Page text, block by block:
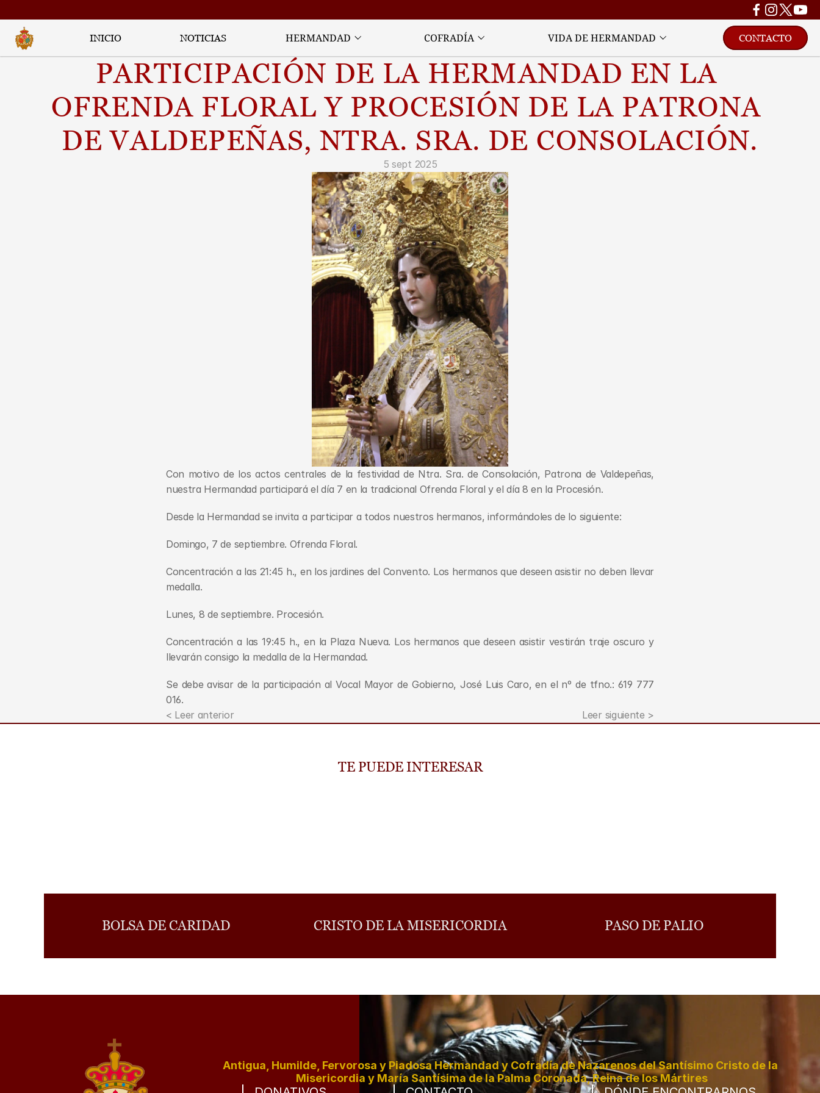
INICIO NOTICIAS HERMANDAD COFRADÍA VIDA DE HERMANDAD CONTACTO
PARTICIPACIÓN DE LA HERMANDAD EN LA
OFRENDA FLORAL Y PROCESIÓN DE LA PATRONA
DE VALDEPEÑAS, NTRA. SRA. DE CONSOLACIÓN.
5 sept 2025
Con motivo de los actos centrales de la festividad de Ntra. Sra. de Consolación, Patrona de Valdepeñas,
nuestra Hermandad participará el día 7 en la tradicional Ofrenda Floral y el día 8 en la Procesión.
Desde la Hermandad se invita a participar a todos nuestros hermanos, informándoles de lo siguiente:
Domingo, 7 de septiembre. Ofrenda Floral.
Concentración a las 21:45 h., en los jardines del Convento. Los hermanos que deseen asistir no deben llevar
medalla.
Lunes, 8 de septiembre. Procesión.
Concentración a las 19:45 h., en la Plaza Nueva. Los hermanos que deseen asistir vestirán traje oscuro y
llevarán consigo la medalla de la Hermandad.
Se debe avisar de la participación al Vocal Mayor de Gobierno, José Luis Caro, en el nº de tfno.: 619 777
016.
< Leer anterior
Leer siguiente >
TE PUEDE INTERESAR
BOLSA DE CARIDAD CRISTO DE LA MISERICORDIA PASO DE PALIO
Antigua, Humilde, Fervorosa y Piadosa Hermandad y Cofradía de Nazarenos del Santísimo Cristo de la
Misericordia y María Santísima de la Palma Coronada, Reina de los Mártires